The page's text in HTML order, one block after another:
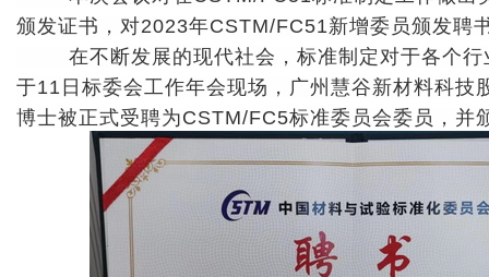
颁发证书，对2023年CSTM/FC51新增委员颁发聘
博士被正式受聘为CSTM/FC5标准委员会委员，并